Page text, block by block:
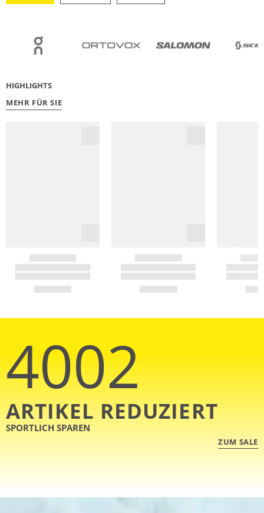
HIGHLIGHTS
MEHR FÜR SIE
4002
ARTIKEL REDUZIERT
SPORTLICH SPAREN
ZUM SALE